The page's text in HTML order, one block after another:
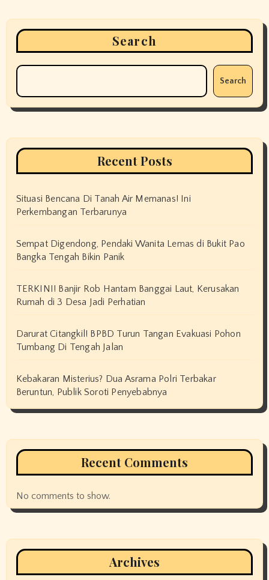
Search
Search
Recent Posts
Situasi Bencana Di Tanah Air Memanas! Ini
Perkembangan Terbarunya
Sempat Digendong, Pendaki Wanita Lemas di Bukit Pao
Bangka Tengah Bikin Panik
TERKINI! Banjir Rob Hantam Banggai Laut, Kerusakan
Rumah di 3 Desa Jadi Perhatian
Darurat Citangkil! BPBD Turun Tangan Evakuasi Pohon
Tumbang Di Tengah Jalan
Kebakaran Misterius? Dua Asrama Polri Terbakar
Beruntun, Publik Soroti Penyebabnya
Recent Comments
No comments to show.
Archives